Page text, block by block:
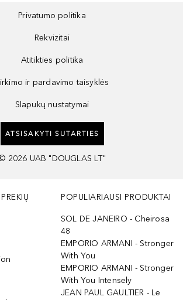
Privatumo politika
Rekvizitai
Atitikties politika
ir pardavimo taisyklės
Slapukų nustatymai
ATSISAKYTI SUTARTIES
2026 UAB "DOUGLAS LT"
POPULIARIAUSI PRODUKTAI
SOL DE JANEIRO - Cheirosa
48
EMPORIO ARMANI - Stronger
With You
EMPORIO ARMANI - Stronger
With You Intensely
JEAN PAUL GAULTIER - Le